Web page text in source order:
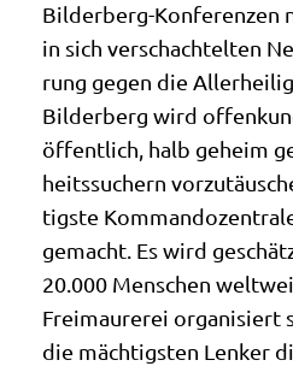
Bil­der­berg-Kon­fe­ren­zen
in sich ver­schach­tel­ten
rung gegen die
Bil­der­berg wird
öffent­lich, halb geheim
heits­su­chern
tig­ste
gemacht. Es wird
20.000 Men­schen
Frei­mau­re­rei orga­ni­siert
die mäch­tig­sten Len­ker